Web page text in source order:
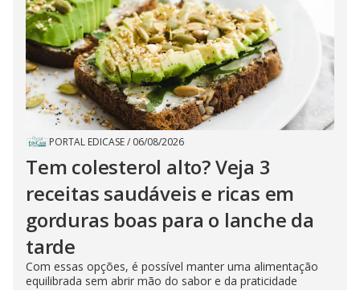
PORTAL EDICASE/ 06/08/2026
Tem colesterol alto? Veja 3
receitas saudáveis e ricas em
gorduras boas para o lanche da
tarde
Com essas opções, é possível manter uma alimentação
equilibrada sem abrir mão do sabor e da praticidade